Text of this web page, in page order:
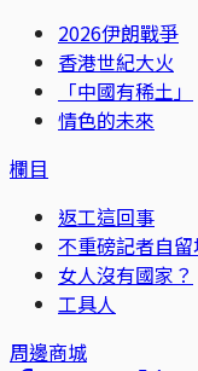
2026伊朗戰爭
香港世紀大火
「中國有稀土」
情色的未來
欄目
返工這回事
不重磅記者自
女人沒有國家？
工具人
周邊商城